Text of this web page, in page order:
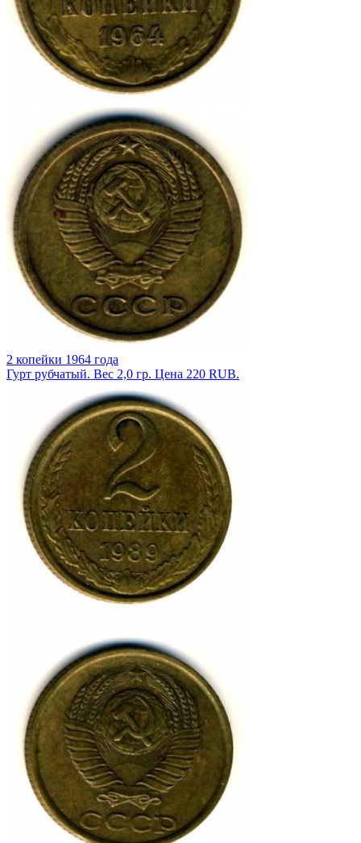
2 копейки 1964 года
Гурт рубчатый. Вес 2,0 гр. Цена 220 RUB.